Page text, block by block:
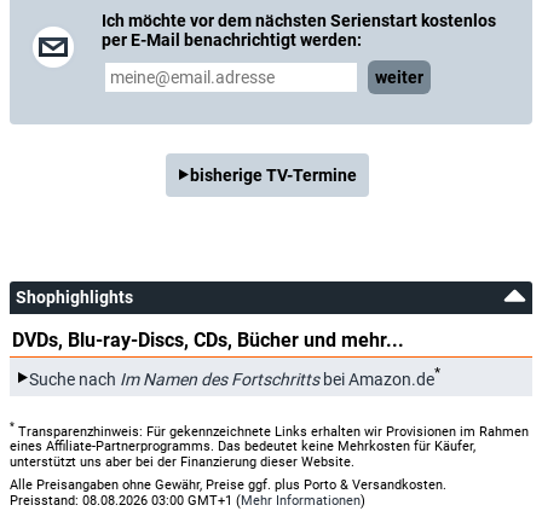
Ich möchte vor dem nächsten Serienstart kostenlos
per E-Mail benachrichtigt werden:
weiter
bisherige TV-Termine
Shophighlights
DVDs, Blu-ray-Discs, CDs, Bücher und mehr...
Suche nach Im Namen des Fortschrittsbei Amazon.de*
* Transparenzhinweis: Für gekennzeichnete Links erhalten wir Provisionen im Rahmen
eines Affiliate-Partnerprogramms. Das bedeutet keine Mehrkosten für Käufer,
unterstützt uns aber bei der Finanzierung dieser Website.
Alle Preisangaben ohne Gewähr, Preise ggf. plus Porto & Versandkosten.
Preisstand: 08.08.2026 03:00 GMT+1 (Mehr Informationen)